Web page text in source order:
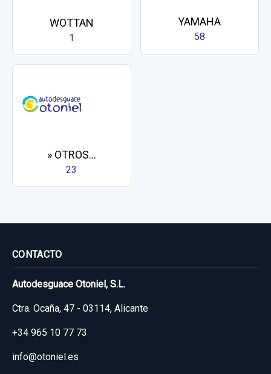
WOTTAN
1
YAMAHA
58
» OTROS...
23
CONTACTO
Autodesguace Otoniel, S.L.
Ctra. Ocaña, 47 - 03114, Alicante
+34 965 10 77 73
info@otoniel.es